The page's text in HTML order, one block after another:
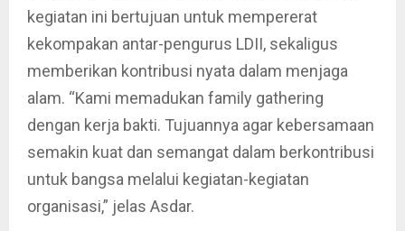
kegiatan ini bertujuan untuk mempererat
kekompakan antar-pengurus LDII, sekaligus
memberikan kontribusi nyata dalam menjaga
alam. “Kami memadukan family gathering
dengan kerja bakti. Tujuannya agar kebersamaan
semakin kuat dan semangat dalam berkontribusi
untuk bangsa melalui kegiatan-kegiatan
organisasi,” jelas Asdar.